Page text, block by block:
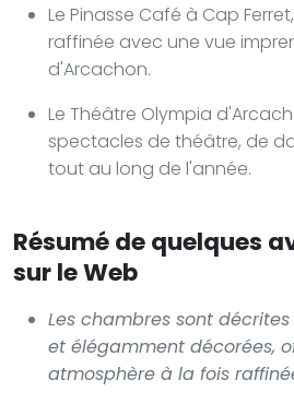
Le Pinasse Café à Cap
raffinée avec une vue
d'Arcachon.
Le Théâtre Olympia
spectacles de théâtre, de
tout au long de l'année.
Résumé de quelques
sur le Web
Les chambres sont
et élégamment décorées,
atmosphère à la fois